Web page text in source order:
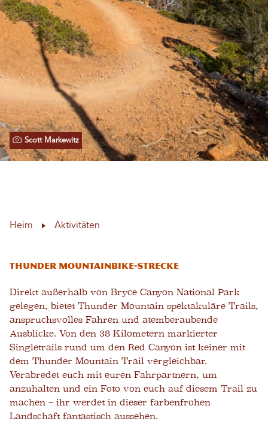
Scott Markewitz
Heim Aktivitäten
Thunder Mountainbike-Strecke
Direkt außerhalb von Bryce Canyon National Park
gelegen, bietet Thunder Mountain spektakuläre Trails,
anspruchsvolles Fahren und atemberaubende
Ausblicke. Von den 38 Kilometern markierter
Singletrails rund um den Red Canyon ist keiner mit
dem Thunder Mountain Trail vergleichbar.
Verabredet euch mit euren Fahrpartnern, um
anzuhalten und ein Foto von euch auf diesem Trail zu
machen – ihr werdet in dieser farbenfrohen
Landschaft fantastisch aussehen.